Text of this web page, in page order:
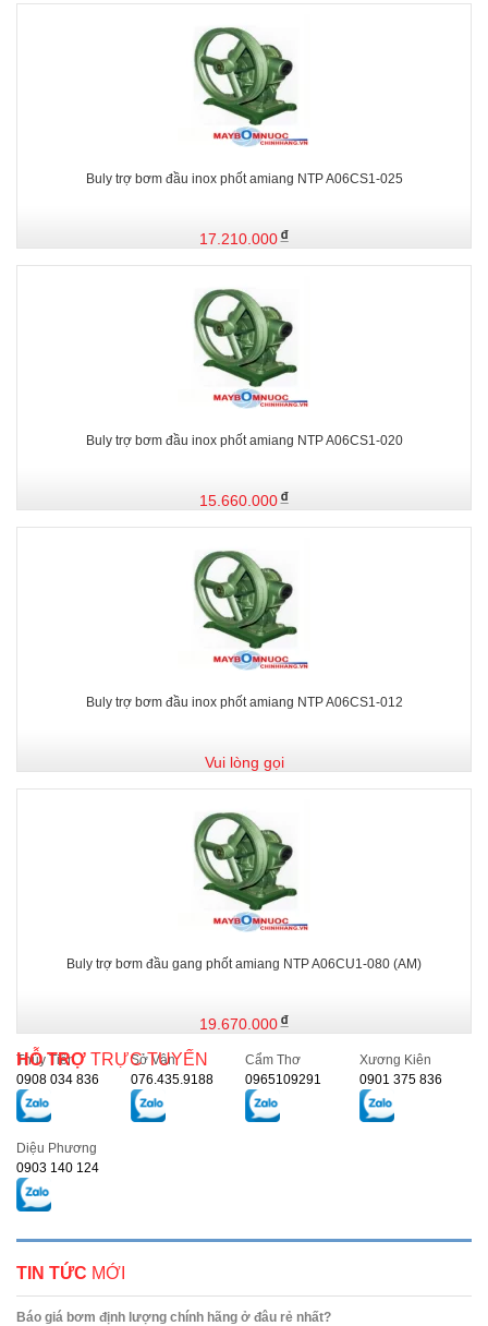
Buly trợ bơm đầu inox phốt amiang NTP A06CS1-025
17.210.000
Buly trợ bơm đầu inox phốt amiang NTP A06CS1-020
15.660.000
Buly trợ bơm đầu inox phốt amiang NTP A06CS1-012
Vui lòng gọi
Buly trợ bơm đầu gang phốt amiang NTP A06CU1-080 (AM)
19.670.000
HỖ TRỢ TRỰC TUYẾN
Thủy Tiên
0908 034 836
Sở Vân
076.435.9188
Cẩm Thơ
0965109291
Xương Kiên
0901 375 836
Diệu Phương
0903 140 124
TIN TỨC MỚI
Báo giá bơm định lượng chính hãng ở đâu rẻ nhất?